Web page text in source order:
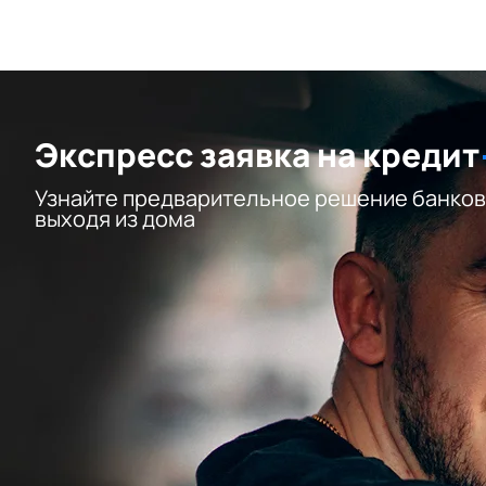
Экспресс заявка на кредит
Узнайте предварительное решение
выходя из дома